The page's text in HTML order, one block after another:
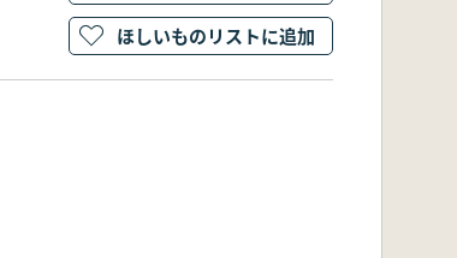
ほしいものリストに追加